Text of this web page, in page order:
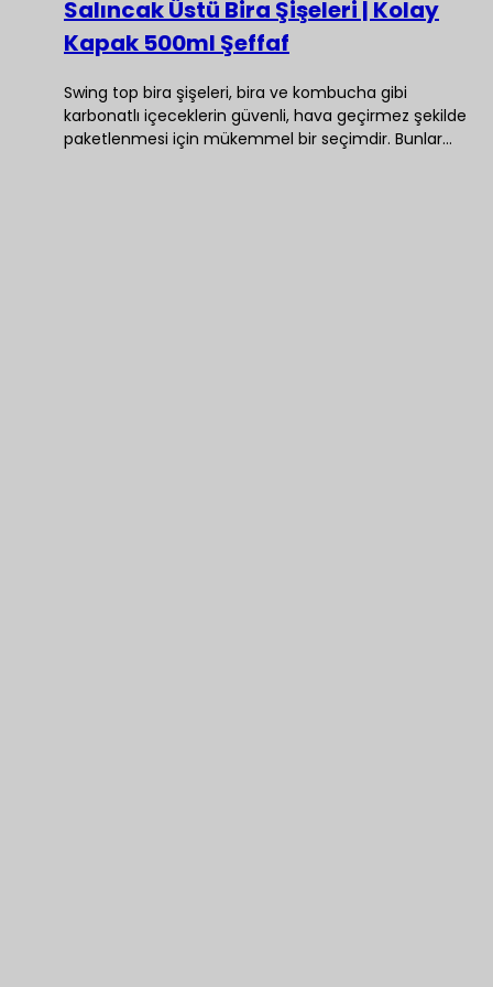
Salıncak Üstü Bira Şişeleri | Kolay
Kapak 500ml Şeffaf
Swing top bira şişeleri, bira ve kombucha gibi
karbonatlı içeceklerin güvenli, hava geçirmez şekilde
paketlenmesi için mükemmel bir seçimdir. Bunlar…